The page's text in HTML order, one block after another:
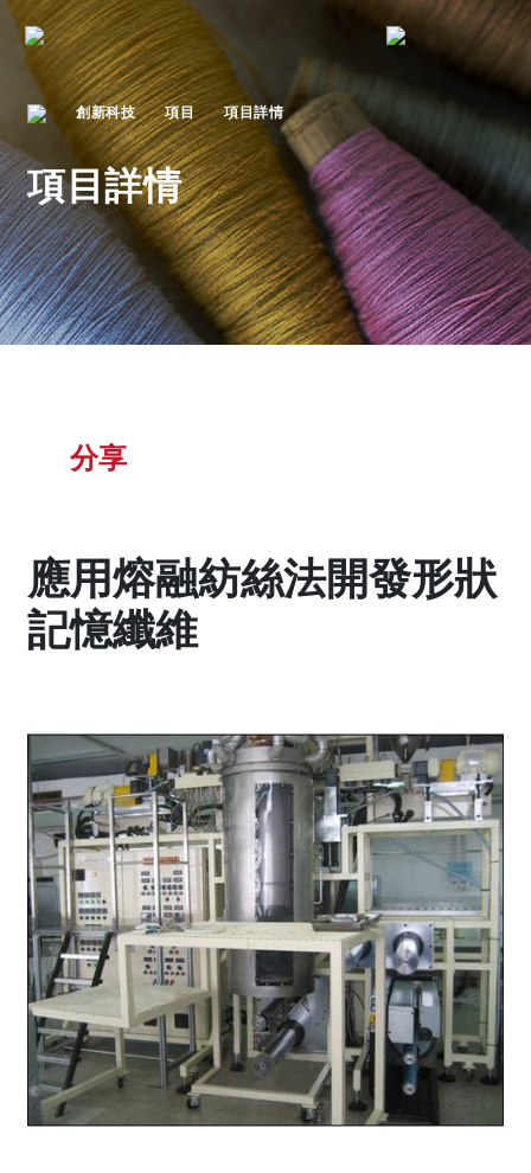
創新科技 項目 項目詳情
項目詳情
分享
應用熔融紡絲法開發形狀
記憶纖維